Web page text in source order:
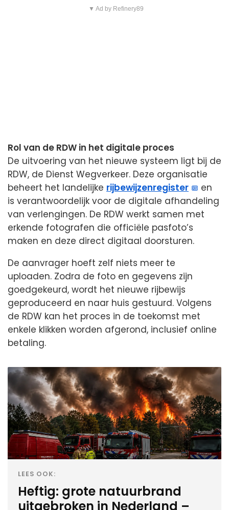
▼ Ad by Refinery89
Rol van de RDW in het digitale proces
De uitvoering van het nieuwe systeem ligt bij de
RDW, de Dienst Wegverkeer. Deze organisatie
beheert het landelijke rijbewijzenregister
en
is verantwoordelijk voor de digitale afhandeling
van verlengingen. De RDW werkt samen met
erkende fotografen die officiële pasfoto’s
maken en deze direct digitaal doorsturen.
De aanvrager hoeft zelf niets meer te
uploaden. Zodra de foto en gegevens zijn
goedgekeurd, wordt het nieuwe rijbewijs
geproduceerd en naar huis gestuurd. Volgens
de RDW kan het proces in de toekomst met
enkele klikken worden afgerond, inclusief online
betaling.
LEES OOK:
Heftig: grote natuurbrand
uitgebroken in Nederland –